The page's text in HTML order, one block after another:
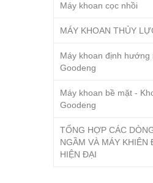
Máy khoan cọc nhồi
MÁY KHOAN THỦY
Máy khoan định hướng
Goodeng
Máy khoan bề mặt -
Goodeng
TỔNG HỢP CÁC
NGẦM VÀ MÁY KHIÊN
HIỆN ĐẠI